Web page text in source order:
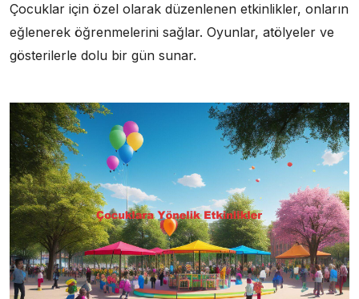
Çocuklar için özel olarak düzenlenen etkinlikler, onların
eğlenerek öğrenmelerini sağlar. Oyunlar, atölyeler ve
gösterilerle dolu bir gün sunar.